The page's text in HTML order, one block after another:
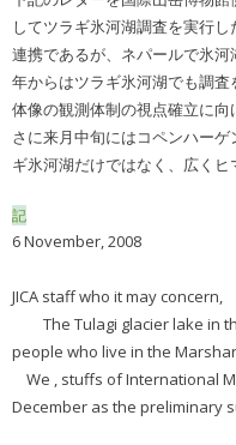
してツラギ氷河湖調査を実行
連携であるが、ネパールで氷
年からはツラギ氷河湖でも調
体像の観測体制の視点確立に
さに来月中旬にはコペンハー
ギ氷河湖だけではなく、広く
記
6 November, 2008
JICA staff who it may concern,
The Tulagi glacier lake in
people who live in the
We , stuffs of International
December as the preliminary